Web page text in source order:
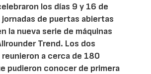
los días 9 y 16 de
jornadas de puertas abiertas
la nueva serie de máquinas
Trend. Los dos
a cerca de 180
pudieron conocer de primera